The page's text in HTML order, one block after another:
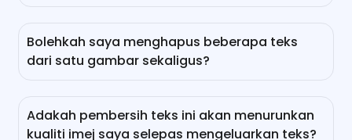
mengganggu, kecerdasan buatan yang canggih akan
membina semula kawasan yang diedit untuk
kabur.
Bolehkah saya menghapus beberapa teks
dari satu gambar sekaligus?
elemen teks yang tidak diingini dalam gambar anda,
termasuk tanda air, nama pengguna, kapsyen, atau
Adakah pembersih teks ini akan menurunkan
kualiti imej saya selepas mengeluarkan teks?